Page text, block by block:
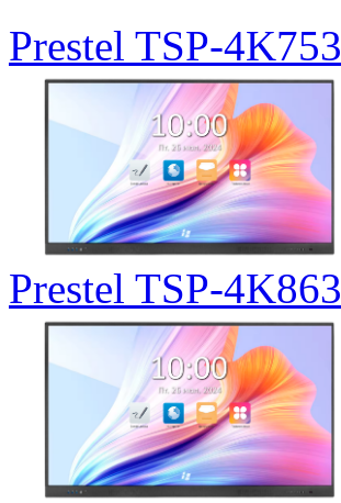
Prestel TSP-4K753
Prestel TSP-4K863